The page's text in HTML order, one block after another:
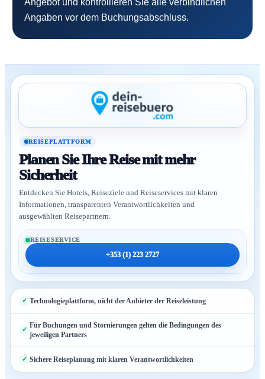
Angebot und kontrollieren Sie alle verbindlichen
Angaben vor dem Buchungsabschluss.
REISEPLATTFORM
Planen Sie Ihre Reise mit mehr
Sicherheit
Entdecken Sie Hotels, Reiseziele und Reiseservices mit klaren
Informationen, transparenten Verantwortlichkeiten und
ausgewählten Reisepartnern.
REISESERVICE
+353 (1) 223 2727
Technologieplattform, nicht der Anbieter der Reiseleistung
Für Buchungen und Stornierungen gelten die Bedingungen des
jeweiligen Partners
Sichere Reiseplanung mit klaren Verantwortlichkeiten